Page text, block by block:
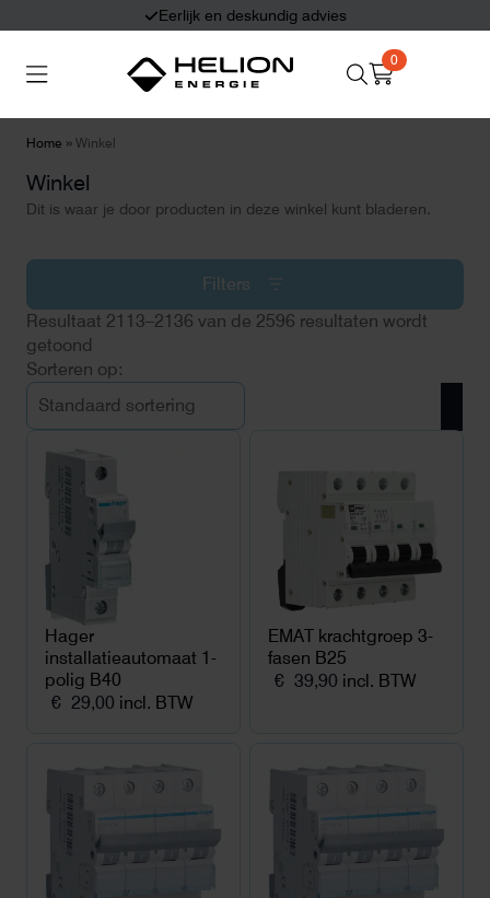
Eerlijk en deskundig advies
0
Home » Winkel
Winkel
Dit is waar je door producten in deze winkel kunt bladeren.
Filters
Resultaat 2113–2136 van de 2596 resultaten wordt
getoond
Hager
installatieautomaat 1-
polig B40
€ 29,00 incl. BTW
EMAT krachtgroep 3-
fasen B25
€ 39,90 incl. BTW
Thuisbatterijen Zonnepanelen
Laadpalen
besturen en meten